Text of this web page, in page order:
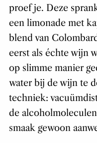
proef je. Deze
een limonade met
blend van
eerst als échte wijn
op slimme manier
water bij de wijn te
techniek:
de
smaak gewoon